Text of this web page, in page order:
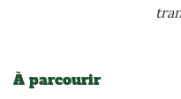
À parcourir